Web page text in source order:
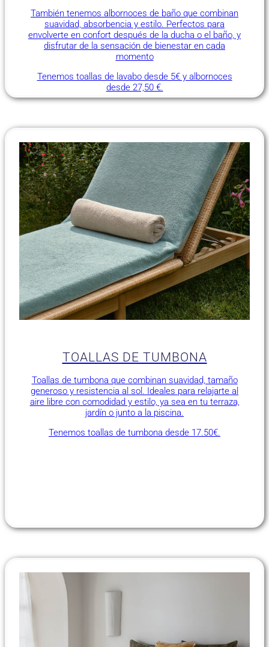
También tenemos albornoces de baño que combinan
suavidad, absorbencia y estilo. Perfectos para
envolverte en confort después de la ducha o el baño, y
disfrutar de la sensación de bienestar en cada
momento
Tenemos toallas de lavabo desde 5€ y albornoces
desde 27,50 €.
TOALLAS DE TUMBONA
Toallas de tumbona que combinan suavidad, tamaño
generoso y resistencia al sol. Ideales para relajarte al
aire libre con comodidad y estilo, ya sea en tu terraza,
jardín o junto a la piscina.
Tenemos toallas de tumbona desde 17.50€.